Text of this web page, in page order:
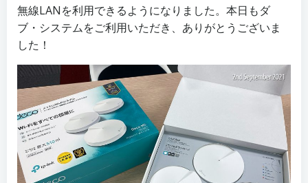
無線LANを利用できるようになりました。本日もダ
ブ・システムをご利用いただき、ありがとうございま
した！